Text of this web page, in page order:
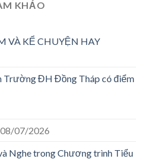
KHẢO
VÀ KỂ CHUYỆN HAY
Trường ĐH Đồng Tháp có điểm
08/07/2026
Nghe trong Chương trình Tiểu